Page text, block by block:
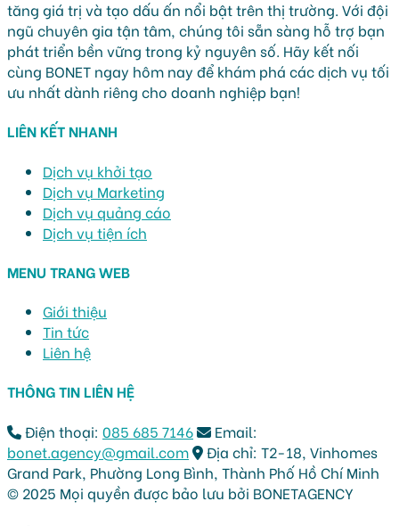
tăng giá trị và tạo dấu ấn nổi bật trên thị trường. Với đội
ngũ chuyên gia tận tâm, chúng tôi sẵn sàng hỗ trợ bạn
phát triển bền vững trong kỷ nguyên số. Hãy kết nối
cùng BONET ngay hôm nay để khám phá các dịch vụ tối
ưu nhất dành riêng cho doanh nghiệp bạn!
LIÊN KẾT NHANH
Dịch vụ khởi tạo
Dịch vụ Marketing
Dịch vụ quảng cáo
Dịch vụ tiện ích
MENU TRANG WEB
Giới thiệu
Tin tức
Liên hệ
THÔNG TIN LIÊN HỆ
Điện thoại: 085 685 7146
Email:
bonet.agency@gmail.com
Địa chỉ: T2-18, Vinhomes
Grand Park, Phường Long Bình, Thành Phố Hồ Chí Minh
© 2025 Mọi quyền được bảo lưu bởi BONETAGENCY